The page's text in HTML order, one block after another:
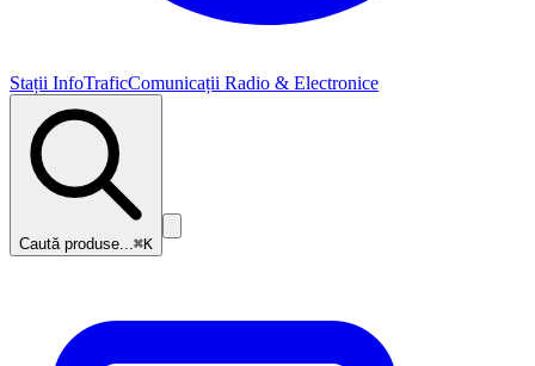
Stații InfoTraficComunicații Radio & Electronice
Caută produse...⌘K